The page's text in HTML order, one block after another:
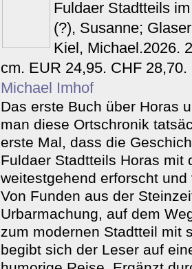
Fuldaer Stadtteils
(?), Susanne;
Kiel, Michael.2026.
cm. EUR 24,95. CHF
Michael Imhof
Das erste Buch über Horas
man diese Ortschronik
erste Mal, dass die
Fuldaer Stadtteils Horas mit
weitestgehend erforscht
Von Funden aus der
Urbarmachung, auf dem
zum modernen Stadtteil mit
begibt sich der Leser auf